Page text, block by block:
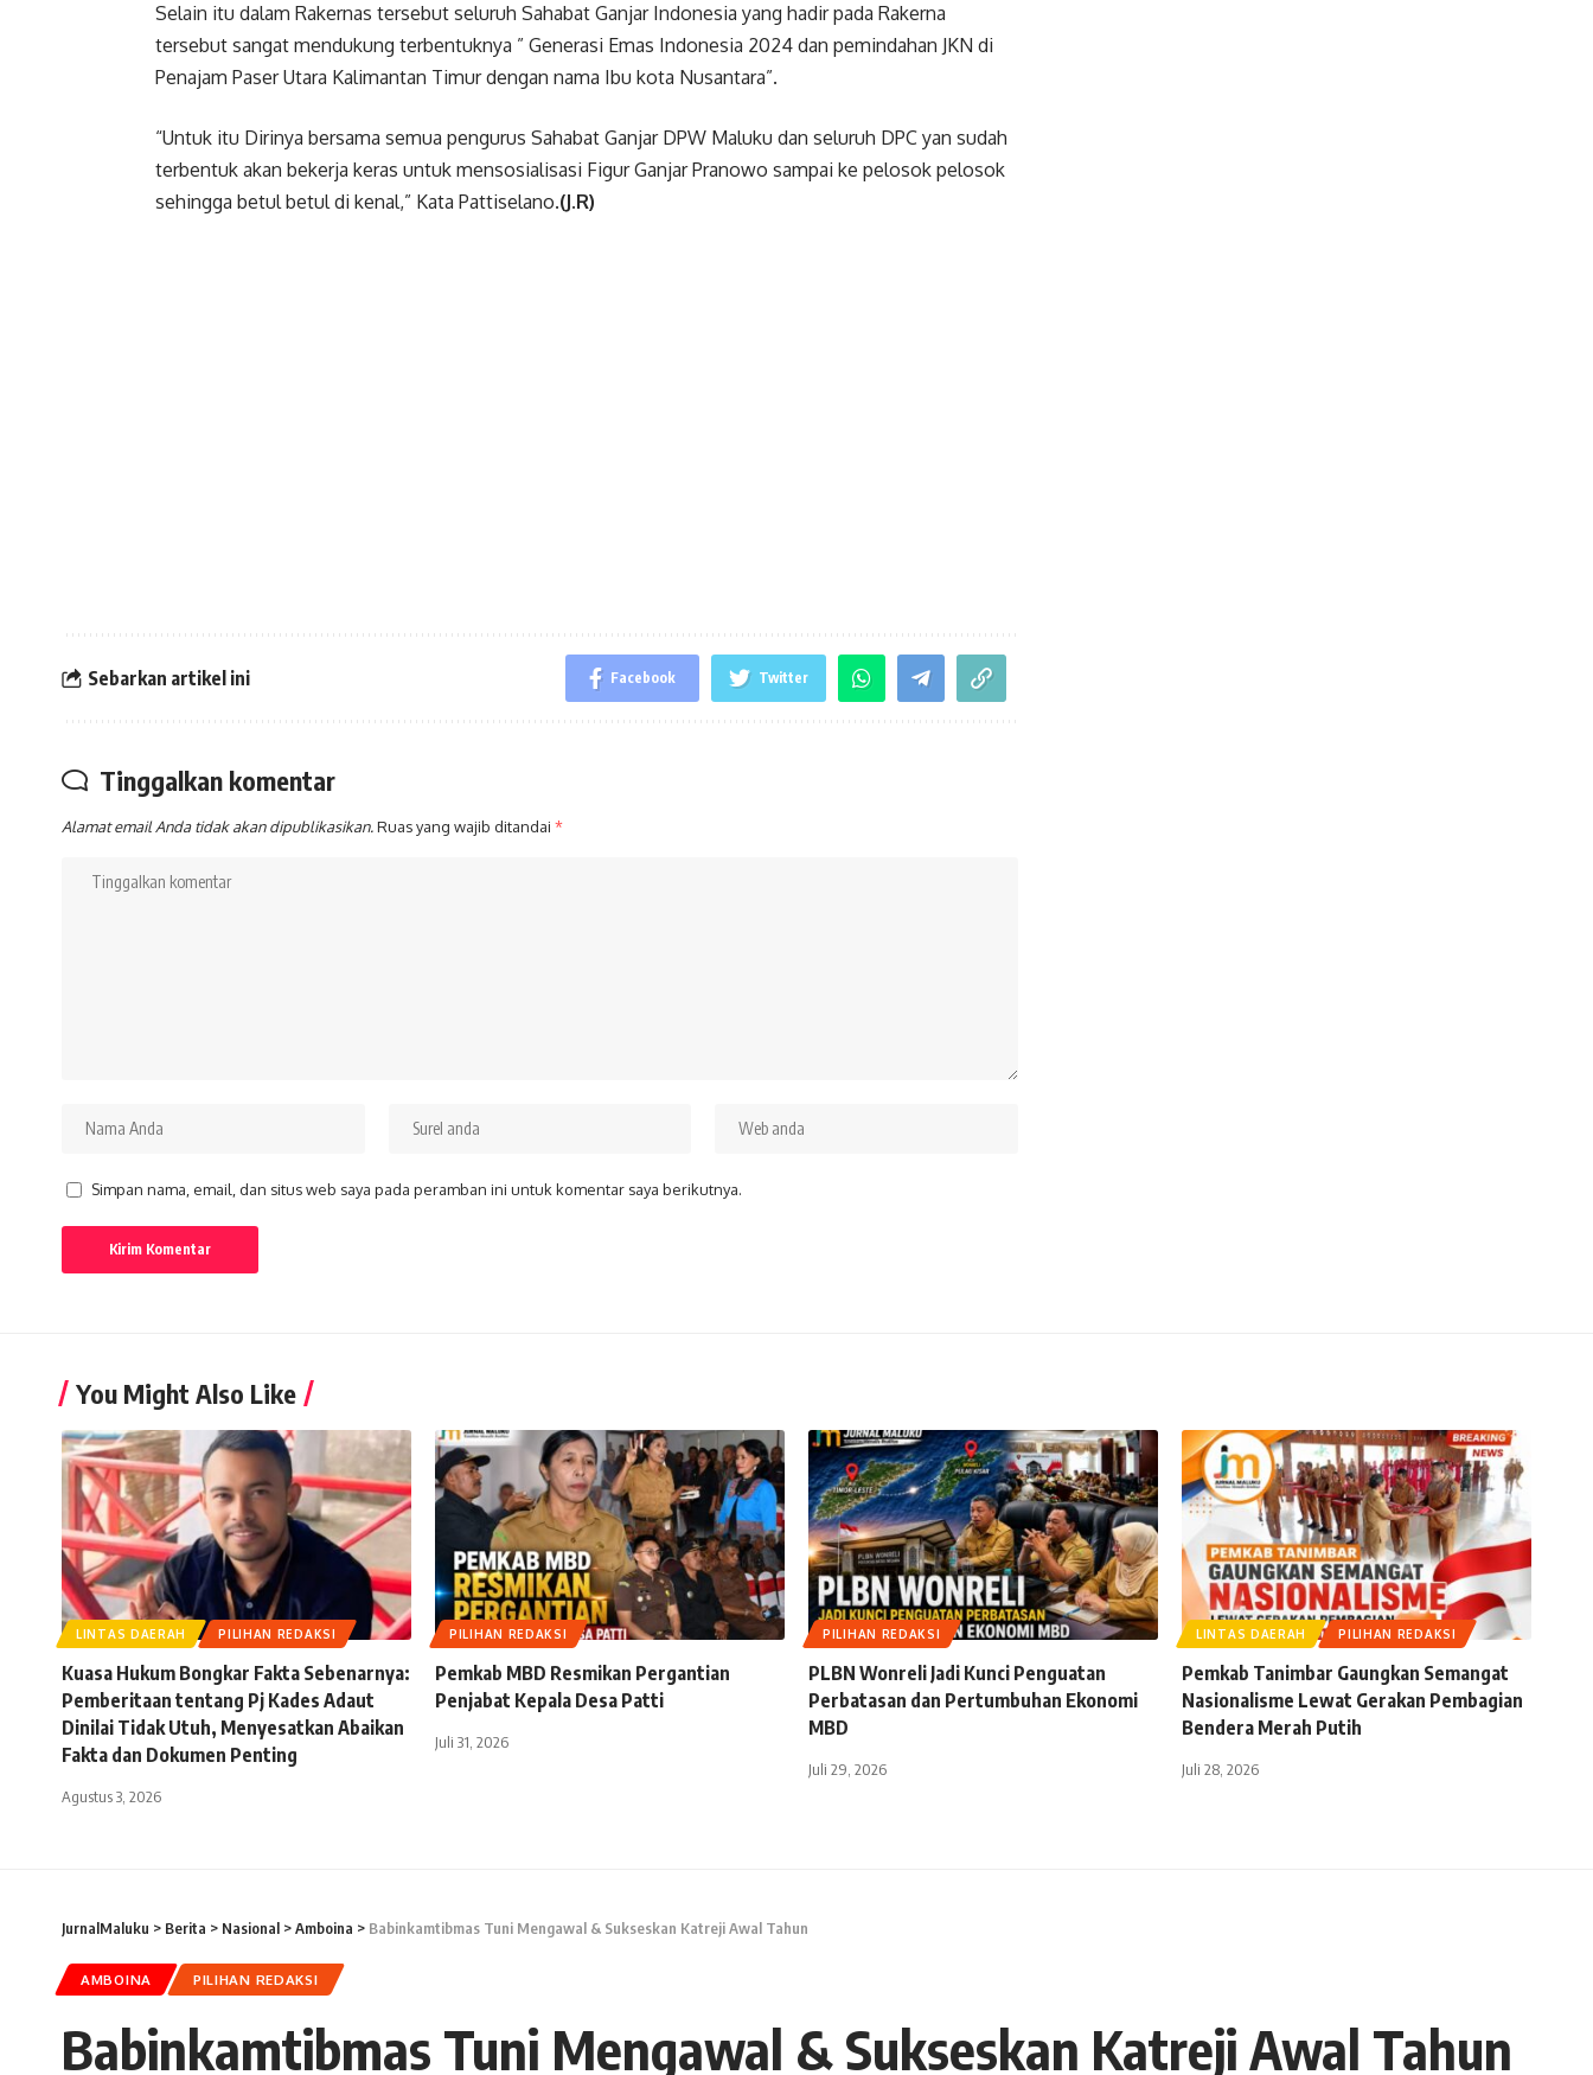
Selain itu dalam Rakernas tersebut seluruh Sahabat Ganjar Indonesia yang hadir pada Rakerna
tersebut sangat mendukung terbentuknya ” Generasi Emas Indonesia 2024 dan pemindahan JKN di
Penajam Paser Utara Kalimantan Timur dengan nama Ibu kota Nusantara”.
“Untuk itu Dirinya bersama semua pengurus Sahabat Ganjar DPW Maluku dan seluruh DPC yan sudah
terbentuk akan bekerja keras untuk mensosialisasi Figur Ganjar Pranowo sampai ke pelosok pelosok
sehingga betul betul di kenal,” Kata Pattiselano.(J.R)
Sebarkan artikel ini Facebook Twitter
Tinggalkan komentar
Alamat email Anda tidak akan dipublikasikan.Ruas yang wajib ditandai *
Simpan nama, email, dan situs web saya pada peramban ini untuk komentar saya berikutnya.
You Might Also Like
LINTAS DAERAH PILIHAN REDAKSI
Kuasa Hukum Bongkar Fakta Sebenarnya:
Pemberitaan tentang Pj Kades Adaut
Dinilai Tidak Utuh, Menyesatkan Abaikan
Fakta dan Dokumen Penting
Agustus 3, 2026
PILIHAN REDAKSI
Pemkab MBD Resmikan Pergantian
Penjabat Kepala Desa Patti
Juli 31, 2026
PILIHAN REDAKSI
PLBN Wonreli Jadi Kunci Penguatan
Perbatasan dan Pertumbuhan Ekonomi
MBD
Juli 29, 2026
LINTAS DAERAH PILIHAN REDAKSI
Pemkab Tanimbar Gaungkan Semangat
Nasionalisme Lewat Gerakan Pembagian
Bendera Merah Putih
Juli 28, 2026
JurnalMaluku > Berita > Nasional >Amboina > Babinkamtibmas Tuni Mengawal & Sukseskan Katreji Awal Tahun
AMBOINA PILIHAN REDAKSI
Babinkamtibmas Tuni Mengawal & Sukseskan Katreji Awal Tahun